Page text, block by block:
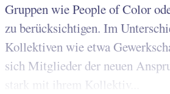
Gruppen wie People of Color
zu berücksichtigen. Im
Kollektiven wie etwa
sich Mitglieder der neuen
stark mit ihrem Kollektiv...